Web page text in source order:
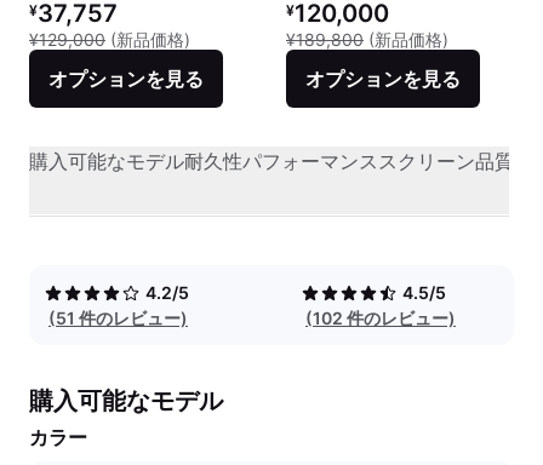
リファービッシュ品の価格：
¥37,757
¥129,000 (新品価格) 新品との比較：¥129,000
オプションを見る
リファービッシュ品の価格：
¥120,000
¥189,800 (新品価格)
オプションを見る
購入可能なモデル耐久性パフォーマンススクリーン品質
4.2/5
(51 件のレビュー)
4.5/5
(102 件のレビュー)
購入可能なモデル
カラー